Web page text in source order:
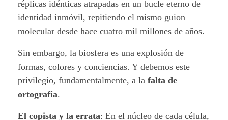
i
g
r
a
f
réplicas idénticas atrapadas en un bucle eterno de
identidad inmóvil, repitiendo el mismo guion
molecular desde hace cuatro mil millones de años.
Sin embargo, la biosfera es una explosión de
formas, colores y conciencias. Y debemos este
privilegio, fundamentalmente, a la falta de
ortografía.
El copista y la errata: En el núcleo de cada célula,